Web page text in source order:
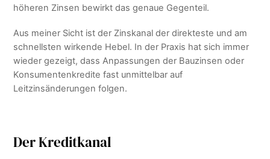
höheren Zinsen bewirkt das genaue Gegenteil.
Aus meiner Sicht ist der Zinskanal der direkteste und am
schnellsten wirkende Hebel. In der Praxis hat sich immer
wieder gezeigt, dass Anpassungen der Bauzinsen oder
Konsumentenkredite fast unmittelbar auf
Leitzinsänderungen folgen.
Der Kreditkanal